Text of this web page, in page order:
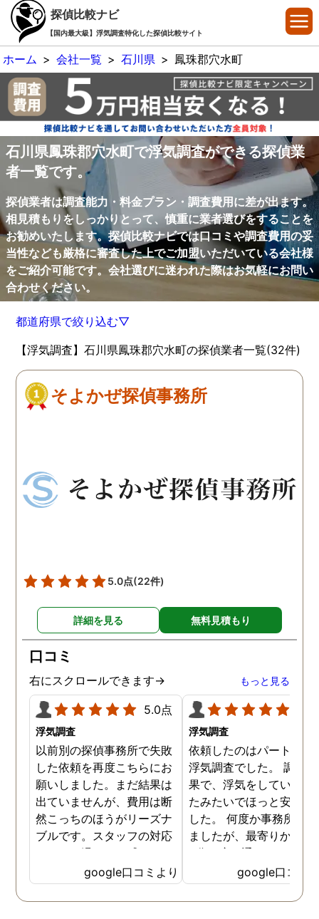
探偵比較ナビ
【国内最大級】浮気調査特化した探偵比較サイト
ホーム > 会社一覧 > 石川県 > 鳳珠郡穴水町
石川県鳳珠郡穴水町で浮気調査ができる探偵業
者一覧です。
探偵業者は調査能力・料金プラン・調査費用に差が出ます。
相見積もりをしっかりとって、慎重に業者選びをすることを
お勧めいたします。探偵比較ナビでは口コミや調査費用の妥
当性なども厳格に審査した上でご加盟いただいている会社様
をご紹介可能です。会社選びに迷われた際はお気軽にお問い
合わせください。
都道府県で絞り込む▽
【浮気調査】石川県鳳珠郡穴水町の探偵業者一覧(32件)
そよかぜ探偵事務所
5.0点(22件)
詳細を見る 無料見積もり
口コミ
右にスクロールできます→ もっと見る
5.0点
浮気調査
以前別の探偵事務所で失敗
した依頼を再度こちらにお
願いしました。まだ結果は
出ていませんが、費用は断
然こっちのほうがリーズナ
ブルです。スタッフの対応
なんかも温かみを感じま
す。はじめからこちらにす
ればよかったです😢 …
google口コミより
浮気調査
依頼したのはパートナー
浮気調査でした。 調査
果で、浮気をしていなか
たみたいでほっと安心し
した。 何度か事務所に
ましたが、最寄りから徒
3分程度で通いやすかっ
google口コミ